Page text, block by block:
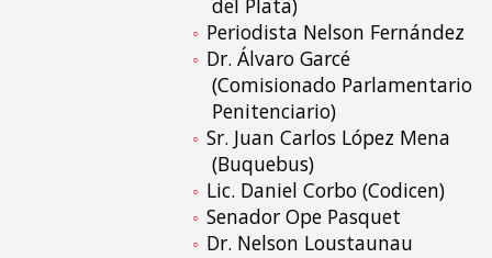
del Plata)
Periodista Nelson Fernández
Dr. Álvaro Garcé
(Comisionado Parlamentario
Penitenciario)
Sr. Juan Carlos López Mena
(Buquebus)
Lic. Daniel Corbo (Codicen)
Senador Ope Pasquet
Dr. Nelson Loustaunau